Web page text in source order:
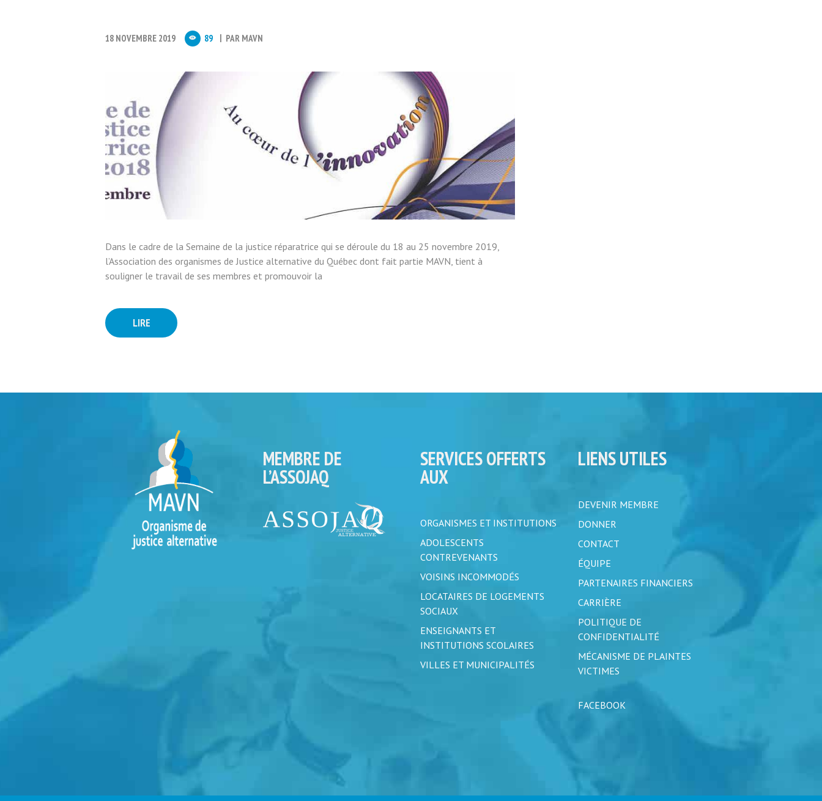
18 NOVEMBRE 2019 89 PAR MAVN
Dans le cadre de la Semaine de la justice réparatrice qui se déroule du 18 au 25 novembre 2019,
l’Association des organismes de Justice alternative du Québec dont fait partie MAVN, tient à
souligner le travail de ses membres et promouvoir la
LIRE
MEMBRE DE
L’ASSOJAQ
SERVICES OFFERTS
AUX
ORGANISMES ET INSTITUTIONS
ADOLESCENTS
CONTREVENANTS
VOISINS INCOMMODÉS
LOCATAIRES DE LOGEMENTS
SOCIAUX
ENSEIGNANTS ET
INSTITUTIONS SCOLAIRES
VILLES ET MUNICIPALITÉS
LIENS UTILES
DEVENIR MEMBRE
DONNER
CONTACT
ÉQUIPE
PARTENAIRES FINANCIERS
CARRIÈRE
POLITIQUE DE
CONFIDENTIALITÉ
MÉCANISME DE PLAINTES
VICTIMES
FACEBOOK